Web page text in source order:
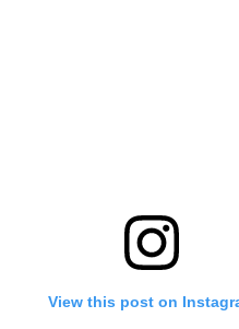
View this post on